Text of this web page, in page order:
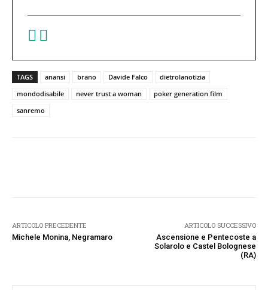
TAGS anansi brano Davide Falco
dietrolanotizia
mondodisabile
never trust a woman
poker generation film
sanremo
ARTICOLO PRECEDENTE
Michele Monina, Negramaro
ARTICOLO SUCCESSIVO
Ascensione e Pentecoste a
Solarolo e Castel Bolognese
(RA)